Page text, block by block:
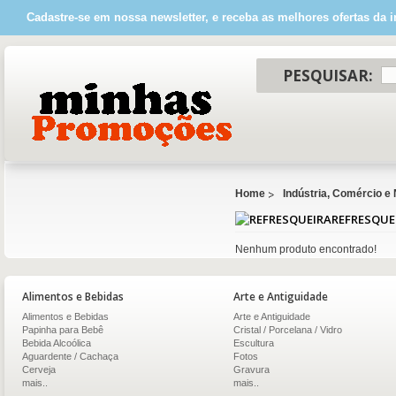
Cadastre-se em nossa newsletter, e receba as melhores ofertas da
PESQUISAR:
Home Indústria, Comércio e
Nenhum produto encontrado!
Alimentos e Bebidas
Alimentos e Bebidas
Papinha para Bebê
Bebida Alcoólica
Aguardente / Cachaça
Cerveja
mais..
Arte e Antiguidade
Arte e Antiguidade
Cristal / Porcelana / Vidro
Escultura
Fotos
Gravura
mais..